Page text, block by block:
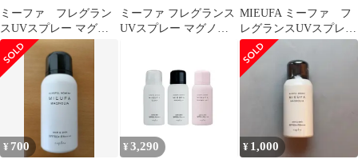
ミーファ フレグラン
スUVスプレー マグノ
リア
ミーファ フレグランス
UVスプレー マグノリ
MIEUFA ミーファ フ
レグランスUVスプレ
ー 2本 マグノリア
¥ 700 ¥ 3,290 ¥ 1,000